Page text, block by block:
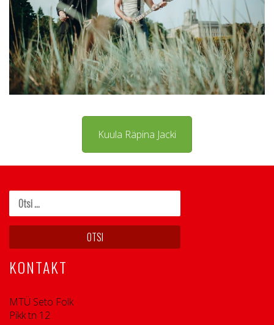
Kuula Räpina Jacki
KONTAKT
MTÜ Seto Folk
Pikk tn 12